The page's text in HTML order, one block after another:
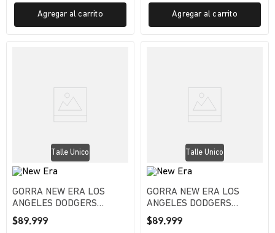
Agregar al carrito Agregar al carrito
Talle Unico
GORRA NEW ERA LOS
ANGELES DODGERS
UNISEX
$89.999
Talle Unico
GORRA NEW ERA LOS
ANGELES DODGERS
UNISEX
$89.999